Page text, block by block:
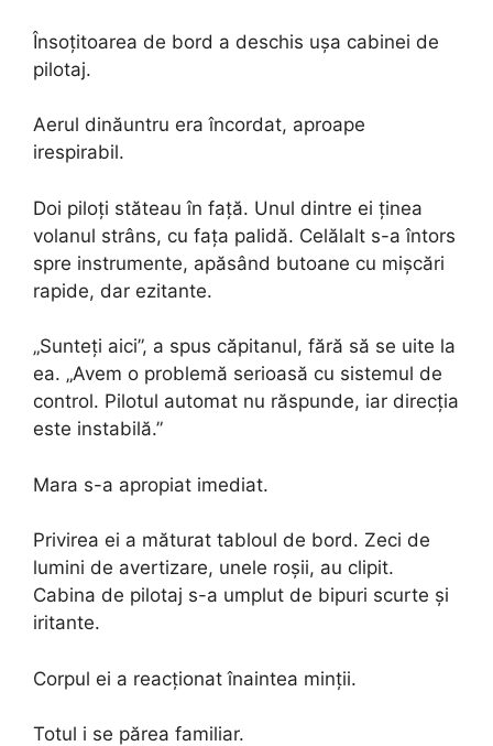
Însoțitoarea de bord a deschis ușa cabinei de
pilotaj.
Aerul dinăuntru era încordat, aproape
irespirabil.
Doi piloți stăteau în față. Unul dintre ei ținea
volanul strâns, cu fața palidă. Celălalt s-a întors
spre instrumente, apăsând butoane cu mișcări
rapide, dar ezitante.
„Sunteți aici”, a spus căpitanul, fără să se uite la
ea. „Avem o problemă serioasă cu sistemul de
control. Pilotul automat nu răspunde, iar direcția
este instabilă.”
Mara s-a apropiat imediat.
Privirea ei a măturat tabloul de bord. Zeci de
lumini de avertizare, unele roșii, au clipit.
Cabina de pilotaj s-a umplut de bipuri scurte și
iritante.
Corpul ei a reacționat înaintea minții.
Totul i se părea familiar.